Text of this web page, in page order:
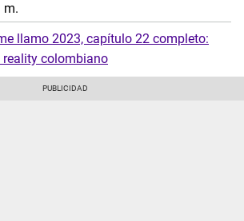
m.
llamo 2023, capítulo 22 completo:
reality colombiano